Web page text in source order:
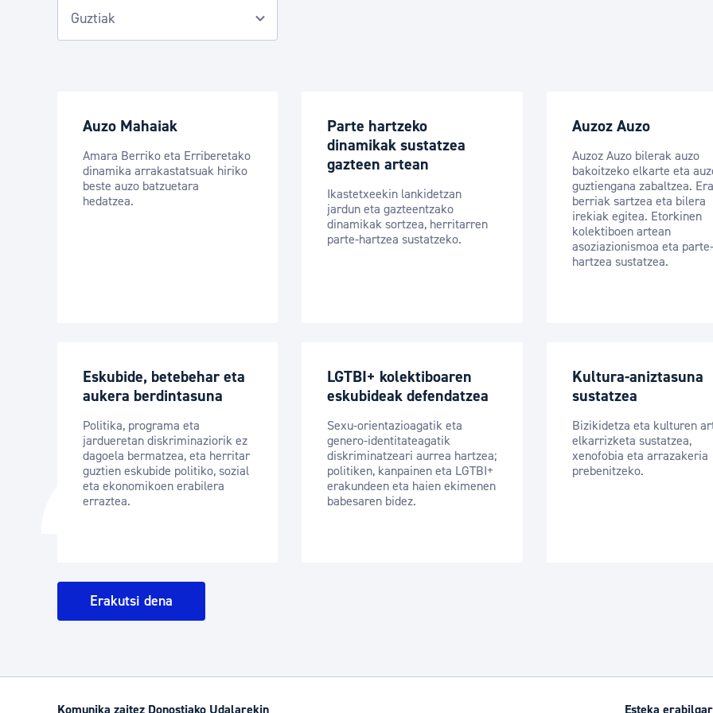
Auzo Mahaiak
Amara Berriko eta Erriberetako
dinamika arrakastatsuak hiriko
beste auzo batzuetara
hedatzea.
Parte hartzeko
dinamikak sustatzea
gazteen artean
Ikastetxeekin lankidetzan
jardun eta gazteentzako
dinamikak sortzea, herritarren
parte-hartzea sustatzeko.
Auzoz Auzo
Auzoz Auzo bilerak auzo
bakoitzeko elkarte eta
guztiengana zabaltzea.
berriak sartzea eta bilera
irekiak egitea. Etorkinen
kolektiboen artean
asoziazionismoa eta parte-
hartzea sustatzea.
Eskubide, betebehar eta
aukera berdintasuna
Politika, programa eta
jardueretan diskriminaziorik ez
dagoela bermatzea, eta herritar
guztien eskubide politiko, sozial
eta ekonomikoen erabilera
erraztea.
LGTBI+ kolektiboaren
eskubideak defendatzea
Sexu-orientazioagatik eta
genero-identitateagatik
diskriminatzeari aurrea hartzea;
politiken, kanpainen eta LGTBI+
erakundeen eta haien ekimenen
babesaren bidez.
Kultura-aniztasuna
sustatzea
Bizikidetza eta kulturen
elkarrizketa sustatzea,
xenofobia eta arrazakeria
prebenitzeko.
Erakutsi dena
Komunika zaitez Donostiako Udalarekin Esteka